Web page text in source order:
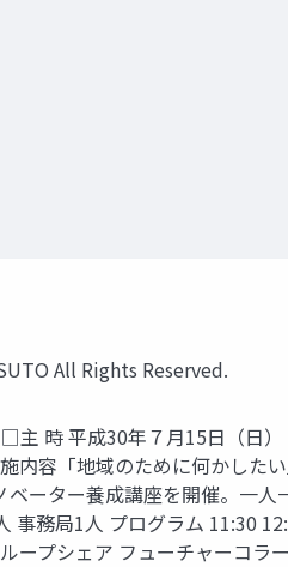
All Rights Reserved.
時 平成30年７月15日（日）
容「地域のために何かした
ーター養成講座を開催。一人
務局1人 プログラム 11:30
ープシェア フューチャーコラ